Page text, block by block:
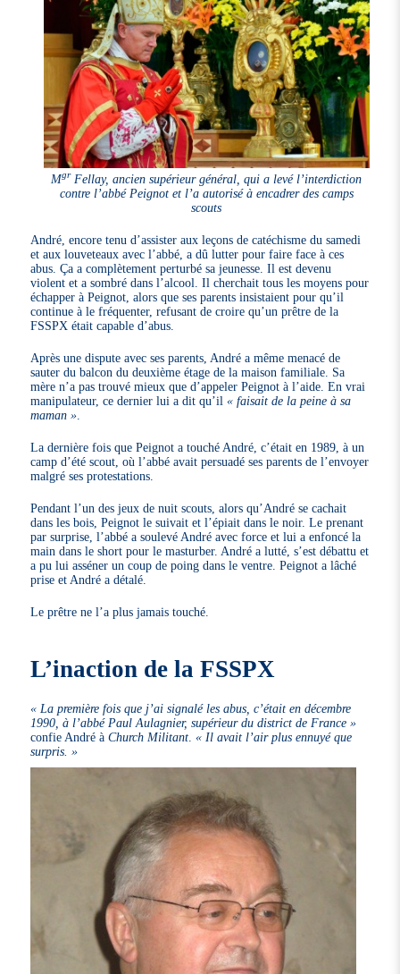
MgrFellay, ancien supérieur général, qui a levé l’interdiction
contre l’abbé Peignot et l’a autorisé à encadrer des camps
scouts
André, encore tenu d’assister aux leçons de catéchisme du samedi
et aux louveteaux avec l’abbé, a dû lutter pour faire face à ces
abus. Ça a complètement perturbé sa jeunesse. Il est devenu
violent et a sombré dans l’alcool. Il cherchait tous les moyens pour
échapper à Peignot, alors que ses parents insistaient pour qu’il
continue à le fréquenter, refusant de croire qu’un prêtre de la
FSSPX était capable d’abus.
Après une dispute avec ses parents, André a même menacé de
sauter du balcon du deuxième étage de la maison familiale. Sa
mère n’a pas trouvé mieux que d’appeler Peignot à l’aide. En vrai
manipulateur, ce dernier lui a dit qu’il« faisait de la peine à sa
maman »
La dernière fois que Peignot a touché André, c’était en 1989, à un
camp d’été scout, où l’abbé avait persuadé ses parents de l’envoyer
malgré ses protestations.
Pendant l’un des jeux de nuit scouts, alors qu’André se cachait
dans les bois, Peignot le suivait et l’épiait dans le noir. Le prenant
par surprise, l’abbé a soulevé André avec force et lui a enfoncé la
main dans le short pour le masturber. André a lutté, s’est débattu et
a pu lui asséner un coup de poing dans le ventre. Peignot a lâché
prise et André a détalé.
Le prêtre ne l’a plus jamais touché.
L’inaction de la FSSPX
« La première fois que j’ai signalé les abus, c’était en décembre
1990, à l’abbé Paul Aulagnier, supérieur du district de France »
confie André àChurch Militant.« Il avait l’air plus ennuyé que
surpris. »